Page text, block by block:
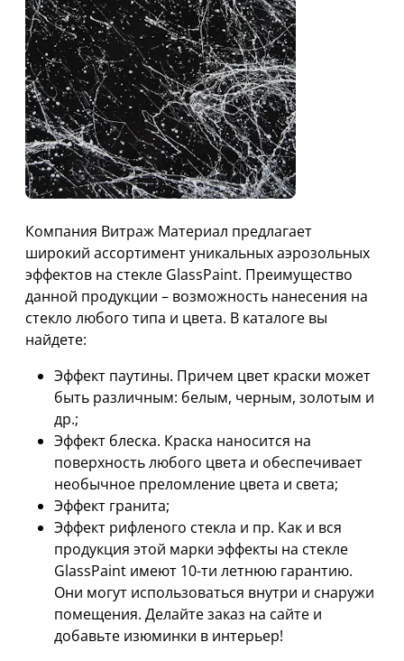
Компания Витраж Материал предлагает
широкий ассортимент уникальных аэрозольных
эффектов на стекле GlassPaint. Преимущество
данной продукции – возможность нанесения на
стекло любого типа и цвета. В каталоге вы
найдете:
Эффект паутины. Причем цвет краски может
быть различным: белым, черным, золотым и
др.;
Эффект блеска. Краска наносится на
поверхность любого цвета и обеспечивает
необычное преломление цвета и света;
Эффект гранита;
Эффект рифленого стекла и пр. Как и вся
продукция этой марки эффекты на стекле
GlassPaint имеют 10-ти летнюю гарантию.
Они могут использоваться внутри и снаружи
помещения. Делайте заказ на сайте и
добавьте изюминки в интерьер!